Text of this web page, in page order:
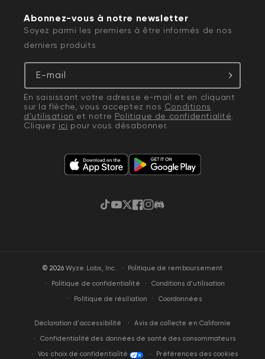
Abonnez-vous à notre newsletter
Soyez parmi les premiers à être informés de nos
derniers produits
E-mail
En saisissant votre adresse e-mail et en cliquant
sur la flèche, vous acceptez nos Conditions
d'utilisation et notre Politique de confidentialité.
Cliquez ici pour vous désabonner.
TikTok
YouTube
Gazouillement
Facebook
Instagram
Discorde
© 2026Wyze Labs, Inc. ·
Politique de remboursement
Politique de confidentialité
Conditions d’utilisation
Politique de résiliation
Coordonnées
Déclaration d'accessibilité Avis de collecte en Californie
Confidentialité des données de santé des consommateurs
Vos choix de confidentialité
Préférences des cookies